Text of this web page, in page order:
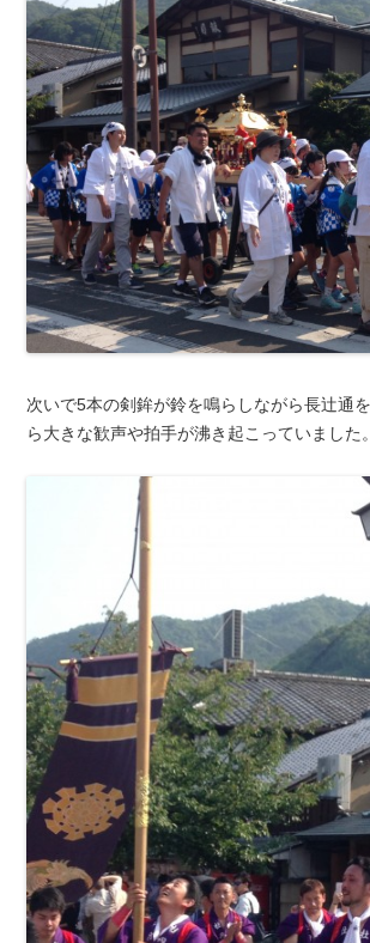
次いで5本の剣鉾が鈴を鳴らしながら長辻通
ら大きな歓声や拍手が沸き起こっていました。